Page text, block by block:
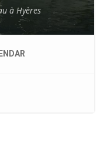
à Hyères